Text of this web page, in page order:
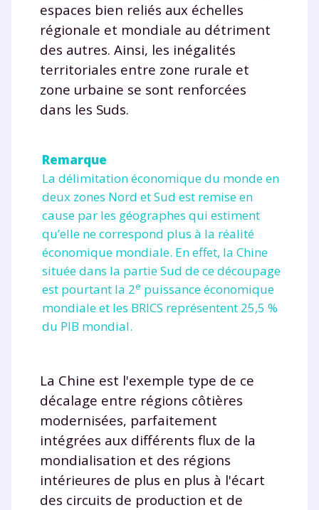
espaces bien reliés aux échelles
régionale et mondiale au détriment
des autres. Ainsi, les inégalités
territoriales entre zone rurale et
zone urbaine se sont renforcées
dans les Suds.
Remarque
La délimitation économique du monde en
deux zones Nord et Sud est remise en
cause par les géographes qui estiment
qu’elle ne correspond plus à la réalité
économique mondiale. En effet, la Chine
située dans la partie Sud de ce découpage
est pourtant la 2e puissance économique
mondiale et les BRICS représentent 25,5 %
du PIB mondial.
La Chine est l'exemple type de ce
décalage entre régions côtières
modernisées, parfaitement
intégrées aux différents flux de la
mondialisation et des régions
intérieures de plus en plus à l'écart
des circuits de production et de